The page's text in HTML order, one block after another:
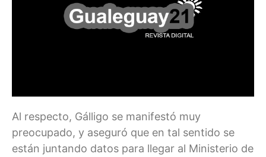
Al respecto, Gálligo se manifestó muy
preocupado, y aseguró que en tal sentido se
están juntando datos para llegar al Ministerio de